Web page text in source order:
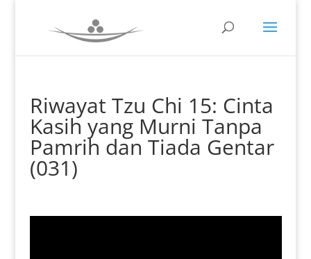
Riwayat Tzu Chi 15: Cinta
Kasih yang Murni Tanpa
Pamrih dan Tiada Gentar
(031)